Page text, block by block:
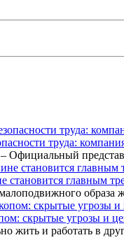
труда:
Официальный
становится главным
образа
скрытые угрозы и
жить и работать в